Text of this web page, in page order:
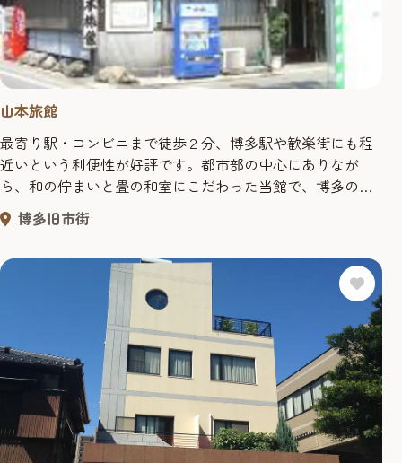
山本旅館
最寄り駅・コンビニまで徒歩２分、博多駅や歓楽街にも程
近いという利便性が好評です。都市部の中心にありなが
ら、和の佇まいと畳の和室にこだわった当館で、博多の旅
を是非ご満喫下さい。 客室数：17室／レストラン数：1軒
博多旧市街